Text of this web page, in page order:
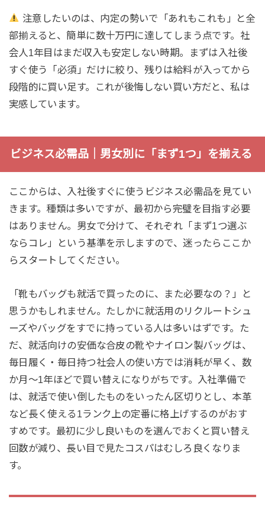
注意したいのは、内定の勢いで「あれもこれも」と全
部揃えると、簡単に数十万円に達してしまう点です。社
会人1年目はまだ収入も安定しない時期。まずは入社後
すぐ使う「必須」だけに絞り、残りは給料が入ってから
段階的に買い足す。これが後悔しない買い方だと、私は
実感しています。
ビジネス必需品｜男女別に「まず1つ」を揃える
ここからは、入社後すぐに使うビジネス必需品を見てい
きます。種類は多いですが、最初から完璧を目指す必要
はありません。男女で分けて、それぞれ「まず1つ選ぶ
ならコレ」という基準を示しますので、迷ったらここか
らスタートしてください。
「靴もバッグも就活で買ったのに、また必要なの？」と
思うかもしれません。たしかに就活用のリクルートシュ
ーズやバッグをすでに持っている人は多いはずです。た
だ、就活向けの安価な合皮の靴やナイロン製バッグは、
毎日履く・毎日持つ社会人の使い方では消耗が早く、数
か月〜1年ほどで買い替えになりがちです。入社準備で
は、就活で使い倒したものをいったん区切りとし、本革
など長く使える1ランク上の定番に格上げするのがおす
すめです。最初に少し良いものを選んでおくと買い替え
回数が減り、長い目で見たコスパはむしろ良くなりま
す。